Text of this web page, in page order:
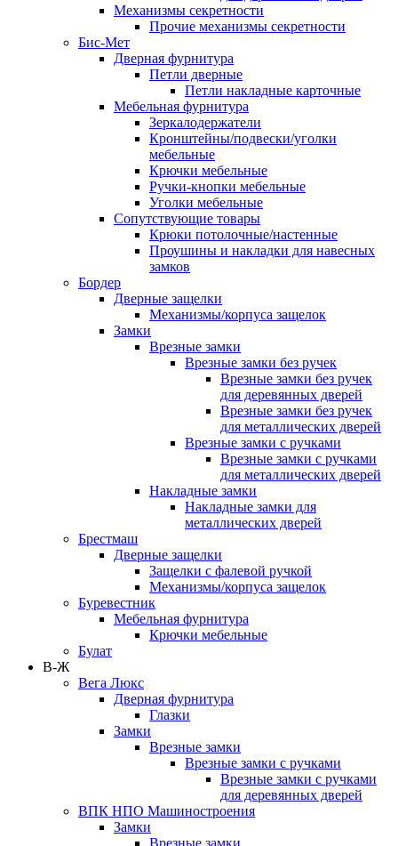
Механизмы секретности
Прочие механизмы секретности
Бис-Мет
Дверная фурнитура
Петли дверные
Петли накладные карточные
Мебельная фурнитура
Зеркалодержатели
Кронштейны/подвески/уголки
мебельные
Крючки мебельные
Ручки-кнопки мебельные
Уголки мебельные
Сопутствующие товары
Крюки потолочные/настенные
Проушины и накладки для навесных
замков
Бордер
Дверные защелки
Механизмы/корпуса защелок
Замки
Врезные замки
Врезные замки без ручек
Врезные замки без ручек
для деревянных дверей
Врезные замки без ручек
для металлических дверей
Врезные замки с ручками
Врезные замки с ручками
для металлических дверей
Накладные замки
Накладные замки для
металлических дверей
Брестмаш
Дверные защелки
Защелки с фалевой ручкой
Механизмы/корпуса защелок
Буревестник
Мебельная фурнитура
Крючки мебельные
Булат
В-Ж
Вега Люкс
Дверная фурнитура
Глазки
Замки
Врезные замки
Врезные замки с ручками
Врезные замки с ручками
для деревянных дверей
ВПК НПО Машиностроения
Замки